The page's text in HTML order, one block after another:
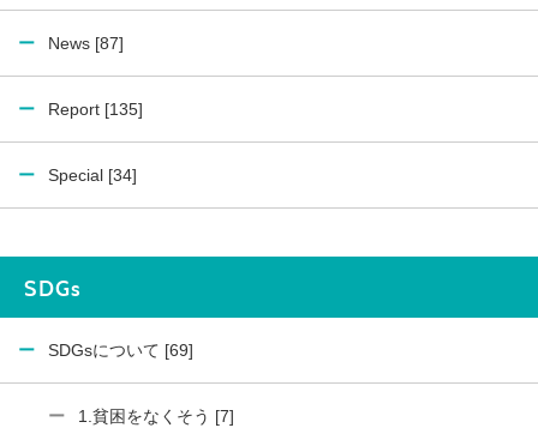
News [87]
Report [135]
Special [34]
SDGs
SDGsについて [69]
1.貧困をなくそう [7]